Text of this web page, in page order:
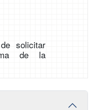
solicitar
de la